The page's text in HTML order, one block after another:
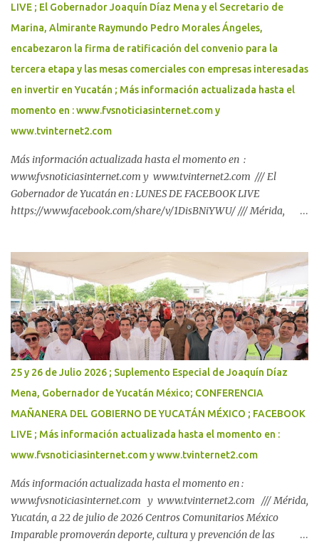
LIVE ; El Gobernador Joaquín Díaz Mena y el Secretario de
Marina, Almirante Raymundo Pedro Morales Ángeles,
encabezaron la firma de ratificación del convenio para la
tercera etapa y las mesas comerciales con empresas interesadas
en invertir en Yucatán ; Más información actualizada hasta el
momento en : www.fvsnoticiasinternet.com y
www.tvinternet2.com
Más información actualizada hasta el momento en :
www.fvsnoticiasinternet.com y www.tvinternet2.com /// El
Gobernador de Yucatán en : LUNES DE FACEBOOK LIVE
https://www.facebook.com/share/v/1DisBNiYWU/ /// Mérida,
yucatecas. El Gobernador Joaquín Díaz Mena puso en marcha la
distribución de paquetes escolares del programa "Bienestar en tu
Escuela", que beneficiará a 264,349 alumnas y alumnos de
primaria y secundaria públicas, para que inicien el próximo ciclo
escolar con las herramientas necesarias para su aprendizaje._
Con una inversión total cercana a 184 millones de pesos, el
Gobernador Joaquín Díaz Mena inició la distribución de paquetes
escolares del programa Bienestar en tu Escuela, que beneficiará a
264 mil 349 alumnas y alumnos de primarias y secundarias
públicas, así como a sus familias. Este esquema respalda la
economía de ...
25 y 26 de Julio 2026 ; Suplemento Especial de Joaquín Díaz
Mena, Gobernador de Yucatán México; CONFERENCIA
MAÑANERA DEL GOBIERNO DE YUCATÁN MÉXICO ; FACEBOOK
LIVE ; Más información actualizada hasta el momento en :
www.fvsnoticiasinternet.com y www.tvinternet2.com
Más información actualizada hasta el momento en :
www.fvsnoticiasinternet.com y www.tvinternet2.com /// Mérida,
Yucatán, a 22 de julio de 2026 Centros Comunitarios México
Imparable promoverán deporte, cultura y prevención de las